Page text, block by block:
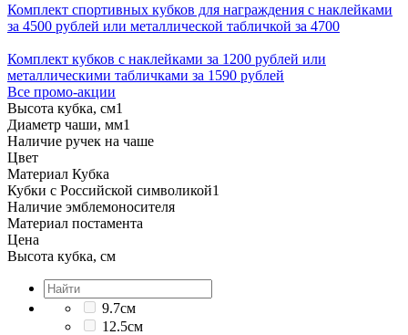
Комплект спортивных кубков для награждения с наклейками
за 4500 рублей или металлической табличкой за 4700
Комплект кубков с наклейками за 1200 рублей или
металлическими табличками за 1590 рублей
Все промо-акции
Высота кубка, см1
Диаметр чаши, мм1
Наличие ручек на чаше
Цвет
Материал Кубка
Кубки с Российской символикой1
Наличие эмблемоносителя
Материал постамента
Цена
Высота кубка, см
9.7см
12.5см